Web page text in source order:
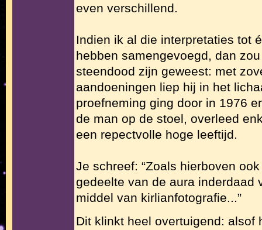
even verschillend.
Indien ik al die interpretaties tot
hebben samengevoegd, dan
steendood zijn geweest: met
aandoeningen liep hij in het
proefneming ging door in 1976
de man op de stoel, overleed
een repectvolle hoge leeftijd.
Je schreef: “Zoals hierboven
gedeelte van de aura inderdaad
middel van kirlianfotografie...”
Dit klinkt heel overtuigend: alsof